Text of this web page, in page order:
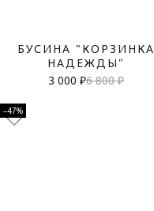
БУСИНА "КОРЗИНКА
НАДЕЖДЫ"
3 000 ₽6 800 ₽
–47%